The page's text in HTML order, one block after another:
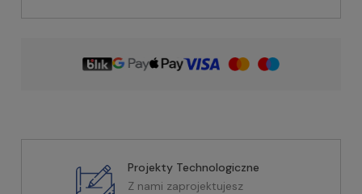
Projekty Technologiczne
Z nami zaprojektujesz